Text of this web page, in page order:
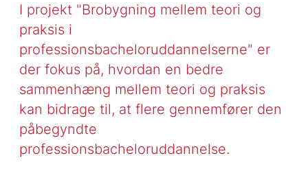
I projekt "Brobygning mellem teori og
praksis i
professionsbacheloruddannelserne" er
der fokus på, hvordan en bedre
sammenhæng mellem teori og praksis
kan bidrage til, at flere gennemfører den
påbegyndte
professionsbacheloruddannelse.